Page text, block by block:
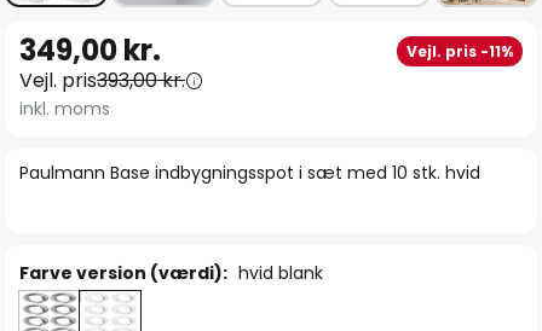
starten
af
Paulmann Base indbygningsspot i sæt med 10 stk. hvid
349,00 kr. Vejl. pris -11%
Vejl. pris393,00 kr.
inkl. moms
Farve version (værdi): hvid blank